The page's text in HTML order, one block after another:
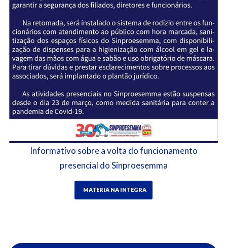
Informativo sobre a volta do funcionamento
presencial do Sinproesemma
MATÉRIA NA ÍNTEGRA